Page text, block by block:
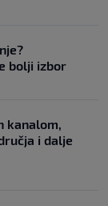
bolji izbor
kanalom,
i dalje